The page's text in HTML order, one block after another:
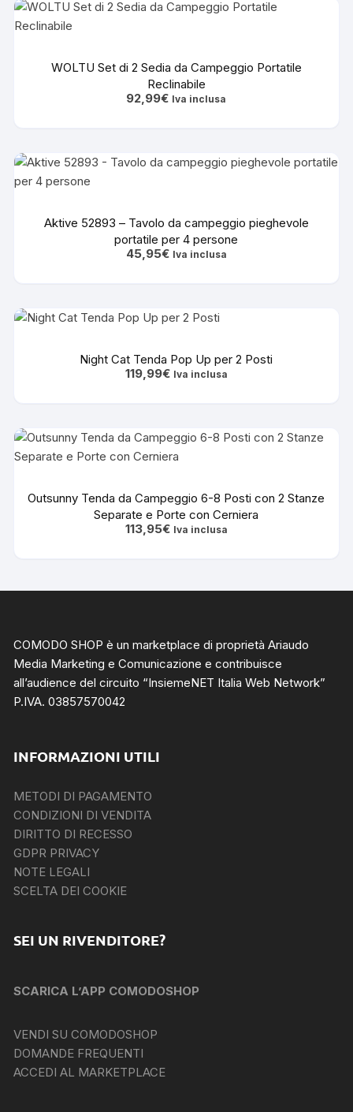
WOLTU Set di 2 Sedia da Campeggio Portatile
Reclinabile
92,99€ Iva inclusa
Aktive 52893 – Tavolo da campeggio pieghevole
portatile per 4 persone
45,95€ Iva inclusa
Night Cat Tenda Pop Up per 2 Posti
119,99€ Iva inclusa
Outsunny Tenda da Campeggio 6-8 Posti con 2 Stanze
Separate e Porte con Cerniera
113,95€ Iva inclusa
COMODO SHOP è un marketplace di proprietà Ariaudo
Media Marketing e Comunicazione e contribuisce
all’audience del circuito “InsiemeNET Italia Web Network”
P.IVA. 03857570042
INFORMAZIONI UTILI
METODI DI PAGAMENTO
CONDIZIONI DI VENDITA
DIRITTO DI RECESSO
GDPR PRIVACY
NOTE LEGALI
SCELTA DEI COOKIE
SEI UN RIVENDITORE?
SCARICA L’APP COMODOSHOP
VENDI SU COMODOSHOP
DOMANDE FREQUENTI
ACCEDI AL MARKETPLACE